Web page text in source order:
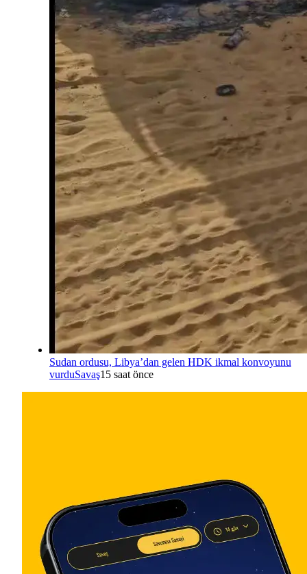
Sudan ordusu, Libya’dan gelen HDK ikmal konvoyunu
vurduSavaş15 saat önce